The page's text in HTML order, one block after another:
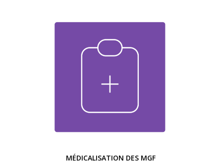
MÉDICALISATION DES MGF